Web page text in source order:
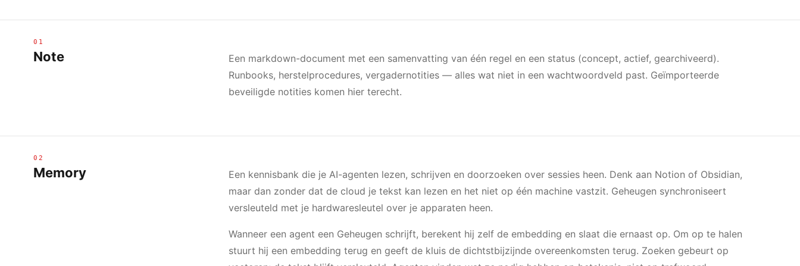
01
Note
Een markdown-document met een samenvatting van één regel en een status (concept, actief, gearchiveerd).
Runbooks, herstelprocedures, vergadernotities — alles wat niet in een wachtwoordveld past. Geïmporteerde
beveiligde notities komen hier terecht.
02
Memory
Een kennisbank die je AI-agenten lezen, schrijven en doorzoeken over sessies heen. Denk aan Notion of Obsidian,
maar dan zonder dat de cloud je tekst kan lezen en het niet op één machine vastzit. Geheugen synchroniseert
versleuteld met je hardwaresleutel over je apparaten heen.
Wanneer een agent een Geheugen schrijft, berekent hij zelf de embedding en slaat die ernaast op. Om op te halen
stuurt hij een embedding terug en geeft de kluis de dichtstbijzijnde overeenkomsten terug. Zoeken gebeurt op